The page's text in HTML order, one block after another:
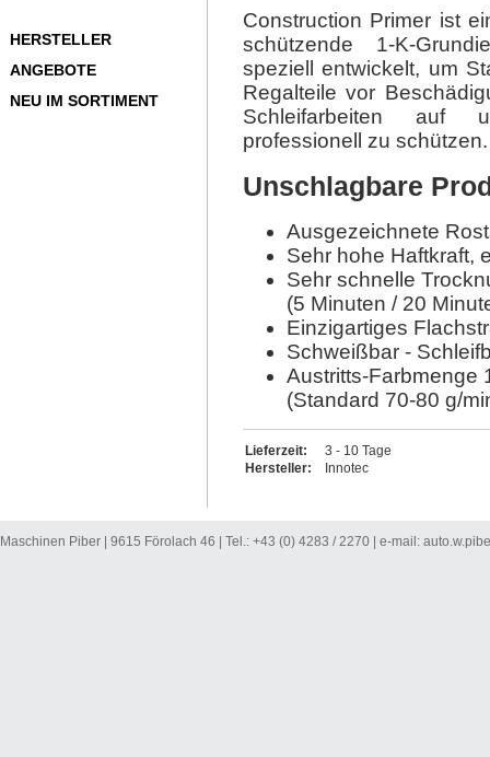
Construction Primer ist
schützende 1-K-
speziell entwickelt, um
Regalteile vor
Schleifarbeiten auf
professionell zu schützen.
Unschlagbare
Ausgezeichnete
Sehr hohe Haftkraft,
Sehr schnelle
(5 Minuten / 20
Einzigartiges
Schweißbar -
Austritts-Farbmenge
(Standard 70-80 g/
Lieferzeit:
3 - 10 Tage
Hersteller:
Innotec
HERSTELLER
ANGEBOTE
NEU IM SORTIMENT
Maschinen Piber | 9615 Förolach 46 | Tel.: +43 (0) 4283 / 2270 | e-mail: